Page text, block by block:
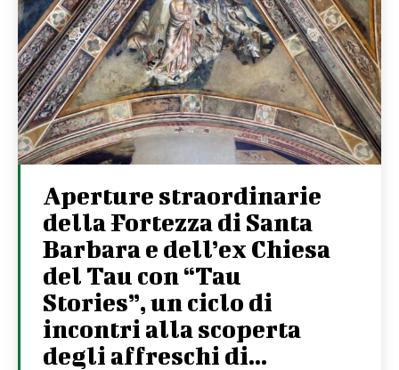
Aperture straordinarie
della Fortezza di Santa
Barbara e dell’ex Chiesa
del Tau con “Tau
Stories”, un ciclo di
incontri alla scoperta
degli affreschi di...